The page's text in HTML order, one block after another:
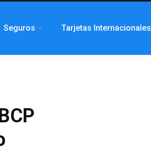
Seguros Tarjetas Internacionales